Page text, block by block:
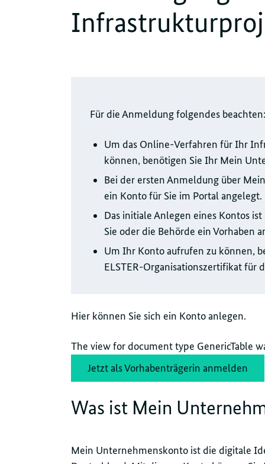
Für die Anmeldung folgendes beachten:
Um das Online-Verfahren für Ihr
können, benötigen Sie Ihr Mein
Bei der ersten Anmeldung über
ein Konto für Sie im Portal angelegt.
Das initiale Anlegen eines Kontos
Sie oder die Behörde ein Vorhaben
Um Ihr Konto aufrufen zu können,
ELSTER-Organisationszertifikat für
Hier können Sie sich ein Konto anlegen.
The view for document type GenericTable
Jetzt als Vorhabenträgerin anmelden
Was ist Mein
Mein Unternehmenskonto ist die digitale